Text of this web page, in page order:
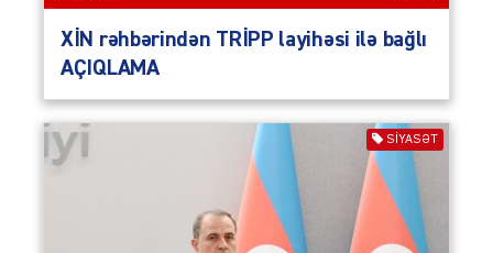
XİN rəhbərindən TRİPP layihəsi ilə bağlı
AÇIQLAMA
SIYASƏT